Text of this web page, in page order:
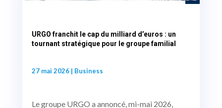
URGO franchit le cap du milliard d’euros : un
tournant stratégique pour le groupe familial
27 mai 2026| Business
Le groupe URGO a annoncé, mi-mai 2026,